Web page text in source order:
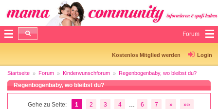
Forum
Kostenlos Mitglied werden Login
Startseite Forum Kinderwunschforum Regenbogenbaby, wo bleibst du?
Regenbogenbaby, wo bleibst du?
Gehe zu Seite: 1 2 3 4 6 7 » »»